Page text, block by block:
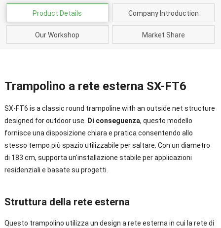
Product Details Company Introduction
Our Workshop Market Share
Trampolino a rete esterna SX-FT6
SX-FT6 is a classic round trampoline with an outside net structure
designed for outdoor use
Di conseguenza, questo modello
fornisce una disposizione chiara e pratica consentendo allo
stesso tempo più spazio utilizzabile per saltare. Con un diametro
di 183 cm, supporta un'installazione stabile per applicazioni
residenziali e basate su progetti.
Struttura della rete esterna
Questo trampolino utilizza un design a rete esterna in cui la rete di